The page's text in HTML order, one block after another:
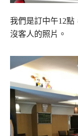
我們是訂中午12點
沒客人的照片。